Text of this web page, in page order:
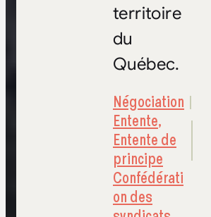
territoire
du
Québec.
Négociation
Entente,
Entente de
principe
Confédérati
on des